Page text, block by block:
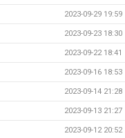
2023-09-29 19:59
2023-09-23 18:30
2023-09-22 18:41
2023-09-16 18:53
2023-09-14 21:28
2023-09-13 21:27
2023-09-12 20:52